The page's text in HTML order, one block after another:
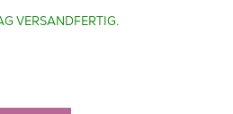
VERSANDFERTIG.